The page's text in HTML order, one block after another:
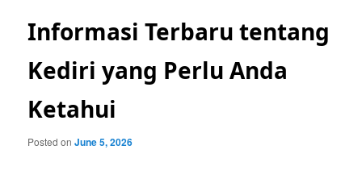
Informasi Terbaru tentang
Kediri yang Perlu Anda
Ketahui
Posted onJune 5, 2026